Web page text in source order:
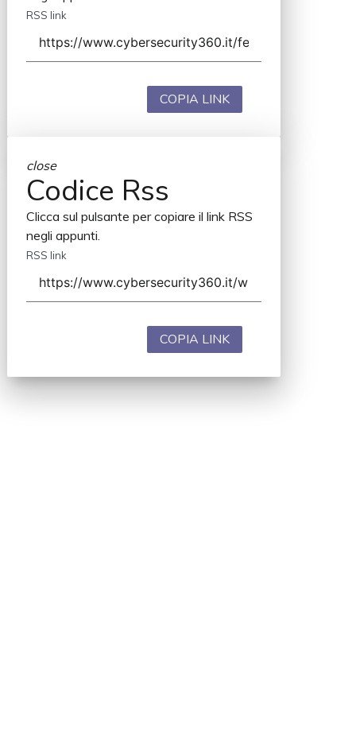
RSS link
COPIA LINK
close
Codice Rss
Clicca sul pulsante per copiare il link RSS
negli appunti.
RSS link
COPIA LINK